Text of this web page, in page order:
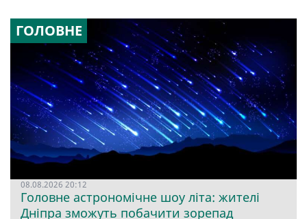
ГОЛОВНЕ
08.08.2026 20:12
Головне астрономічне шоу літа: жителі
Дніпра зможуть побачити зорепад